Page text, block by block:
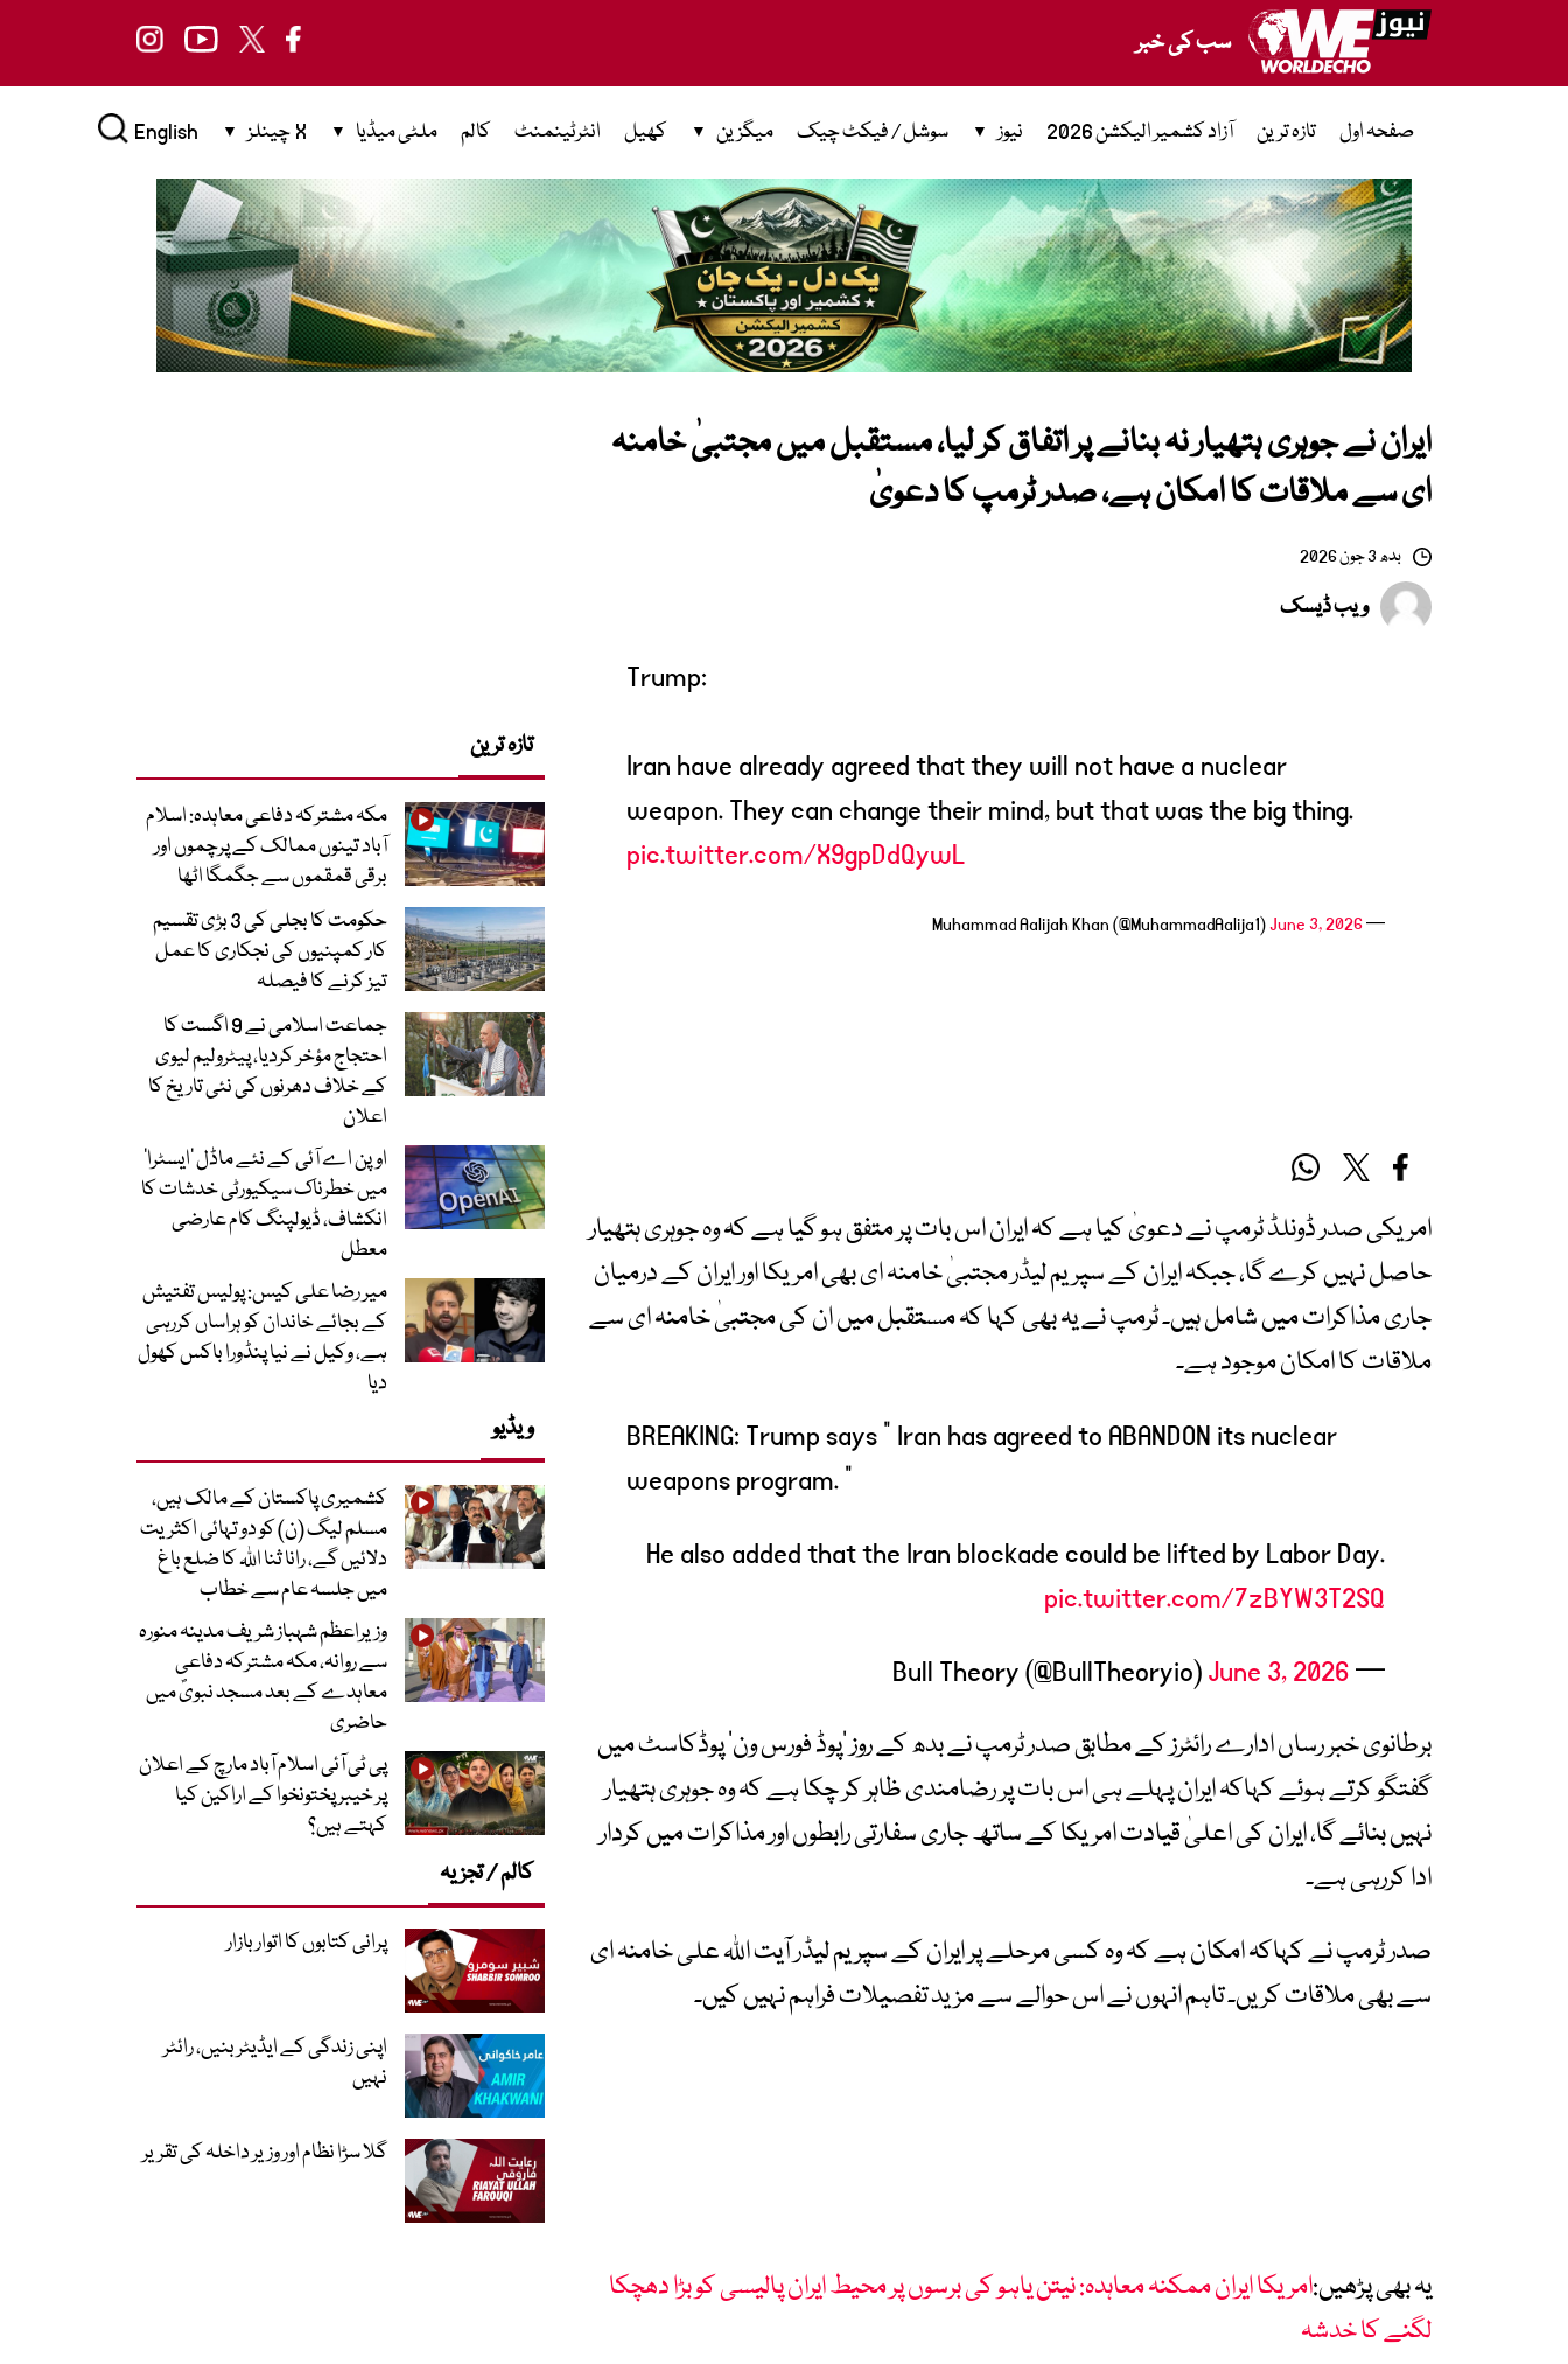
سب کی خبر
صفحہ اول تازہ ترین آزاد کشمیر الیکشن 2026 نیوز سوشل / فیکٹ چیک میگزین کھیل انٹرٹینمنٹ کالم ملٹی میڈیا X چینلز English
ایران نے جوہری ہتھیار نہ بنانے پر اتفاق کر لیا، مستقبل میں مجتبیٰ خامنہ
ای سے ملاقات کا امکان ہے، صدر ٹرمپ کا دعویٰ
بدھ 3 جون 2026
ویب ڈیسک
Trump:
Iran have already agreed that they will not have a nuclear
weapon. They can change their mind, but that was the big thing.
pic.twitter.com/X9gpDdQywL
— Muhammad Aalijah Khan (@MuhammadAalija1)
June 3, 2026
امریکی صدر ڈونلڈ ٹرمپ نے دعویٰ کیا ہے کہ ایران اس بات پر متفق ہو گیا ہے کہ وہ جوہری ہتھیار
حاصل نہیں کرے گا، جبکہ ایران کے سپریم لیڈر مجتبیٰ خامنہ ای بھی امریکا اور ایران کے درمیان
جاری مذاکرات میں شامل ہیں۔ ٹرمپ نے یہ بھی کہا کہ مستقبل میں ان کی مجتبیٰ خامنہ ای سے
ملاقات کا امکان موجود ہے۔
BREAKING: Trump says “ Iran has agreed to ABANDON its nuclear
weapons program. ”
He also added that the Iran blockade could be lifted by Labor Day.
pic.twitter.com/7zBYW3T2SQ
— Bull Theory (@BullTheoryio)
June 3, 2026
برطانوی خبر رساں ادارے رائٹرز کے مطابق صدر ٹرمپ نے بدھ کے روز ’پوڈ فورس ون‘ پوڈکاسٹ میں
گفتگو کرتے ہوئے کہاکہ ایران پہلے ہی اس بات پر رضامندی ظاہر کر چکا ہے کہ وہ جوہری ہتھیار
نہیں بنائے گا، ایران کی اعلیٰ قیادت امریکا کے ساتھ جاری سفارتی رابطوں اور مذاکرات میں کردار
ادا کررہی ہے۔
صدر ٹرمپ نے کہاکہ امکان ہے کہ وہ کسی مرحلے پر ایران کے سپریم لیڈر آیت اللہ علی خامنہ ای
سے بھی ملاقات کریں۔ تاہم انہوں نے اس حوالے سے مزید تفصیلات فراہم نہیں کیں۔
یہ بھی پڑھیں:امریکا ایران ممکنہ معاہدہ: نیتن یاہو کی برسوں پر محیط ایران پالیسی کو بڑا دھچکا
لگنے کا خدشہ
تازہ ترین
مکہ مشترکہ دفاعی معاہدہ: اسلام
آباد تینوں ممالک کے پرچموں اور
برقی قمقموں سے جگمگا اٹھا
حکومت کا بجلی کی 3 بڑی تقسیم
کار کمپنیوں کی نجکاری کا عمل
تیز کرنے کا فیصلہ
جماعت اسلامی نے 9 اگست کا
احتجاج مؤخر کردیا، پیٹرولیم لیوی
کے خلاف دھرنوں کی نئی تاریخ کا
اعلان
اوپن اے آئی کے نئے ماڈل ’ایسٹرا‘
میں خطرناک سیکیورٹی خدشات کا
انکشاف، ڈیولپنگ کام عارضی
معطل
میر رضا علی کیس: پولیس تفتیش
کے بجائے خاندان کو ہراساں کررہی
ہے، وکیل نے نیا پنڈورا باکس کھول
دیا
ویڈیو
کشمیری پاکستان کے مالک ہیں،
مسلم لیگ (ن) کو دو تہائی اکثریت
دلائیں گے، رانا ثنا اللہ کا ضلع باغ
میں جلسہ عام سے خطاب
وزیراعظم شہباز شریف مدینہ منورہ
سے روانہ، مکہ مشترکہ دفاعی
معاہدے کے بعد مسجد نبویؐ میں
حاضری
پی ٹی آئی اسلام آباد مارچ کے اعلان
پر خیبر پختونخوا کے اراکین کیا
کہتے ہیں؟
کالم / تجزیہ
پرانی کتابوں کا اتوار بازار
اپنی زندگی کے ایڈیٹر بنیں، رائٹر
نہیں
گلا سڑا نظام اور وزیر داخلہ کی تقریر